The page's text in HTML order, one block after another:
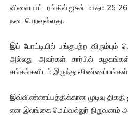
விளையாட்டரங்கில் ஜுன் மாதம் 25 26
நடைபெறவுள்ளது.
இப் போட்டியில் பங்குபற்ற விரும்பும்
அல்லது அவர்கள் சார்பில்
சங்கங்களிடம் இருந்து
இவ்விண்ணப்பத்திக்கான முடிவு
என இலங்கை மெய்வல்லுர் நிறுவனம்